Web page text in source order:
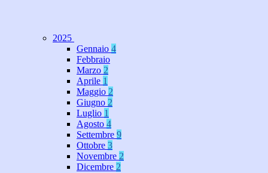
2025
Gennaio 4
Febbraio
Marzo 2
Aprile 1
Maggio 2
Giugno 2
Luglio 1
Agosto 4
Settembre 9
Ottobre 3
Novembre 2
Dicembre 2